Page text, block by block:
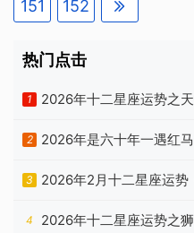
女神
险
木
己
所藏
凶不
乙、
151 152
热门点击
1
2026年十二星座运势之
2
2026年是六十年一遇红
祖宗忠告有答案
3 2026年2月十二星座运势
4
2026年十二星座运势之